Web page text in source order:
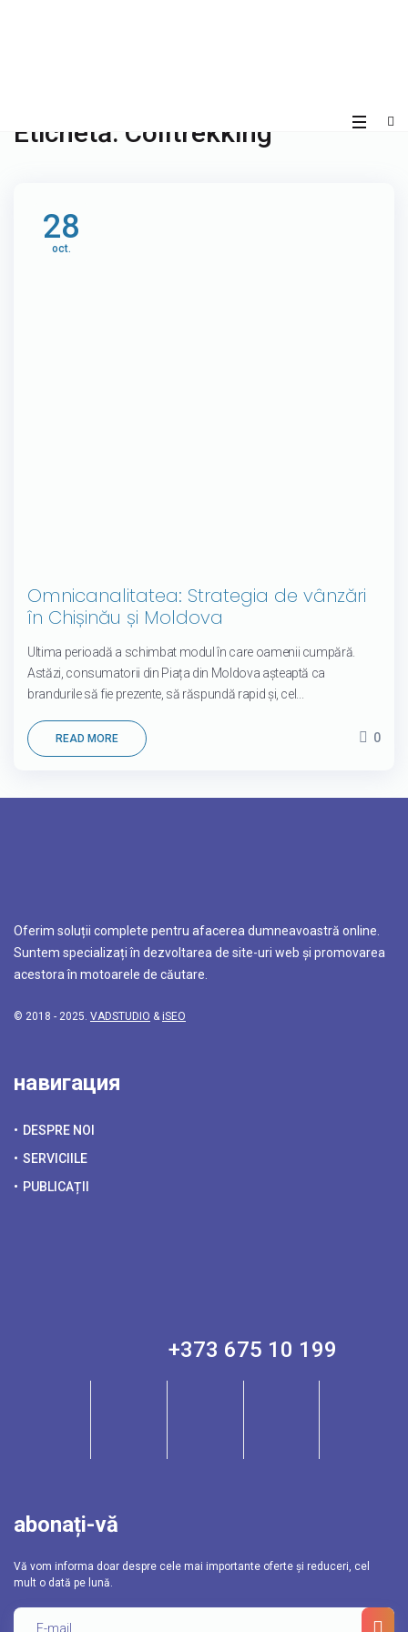
Etichetă: Colltrekking
28
oct.
Omnicanalitatea: Strategia de vânzări
în Chișinău și Moldova
Ultima perioadă a schimbat modul în care oamenii cumpără.
Astăzi, consumatorii din Piața din Moldova așteaptă ca
brandurile să fie prezente, să răspundă rapid și, cel...
READ MORE 0
Oferim soluții complete pentru afacerea dumneavoastră online.
Suntem specializați în dezvoltarea de site-uri web și promovarea
acestora în motoarele de căutare.
© 2018 - 2025. VADSTUDIO & iSEO
навигация
DESPRE NOI
SERVICIILE
PUBLICAȚII
+373 675 10 199
abonați-vă
Vă vom informa doar despre cele mai importante oferte și reduceri, cel
mult o dată pe lună.